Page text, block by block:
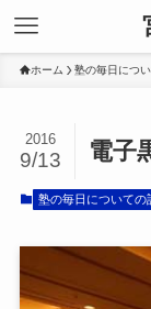
ホーム 塾の毎日につ
電子
2016
9/13
塾の毎日についての